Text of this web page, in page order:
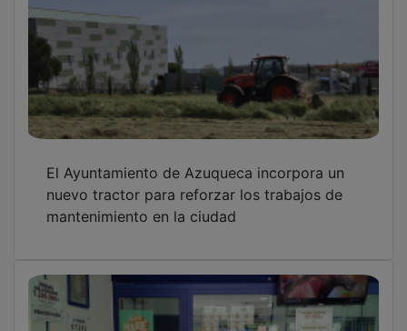
nuevo tractor para reforzar los trabajos de
mantenimiento en la ciudad